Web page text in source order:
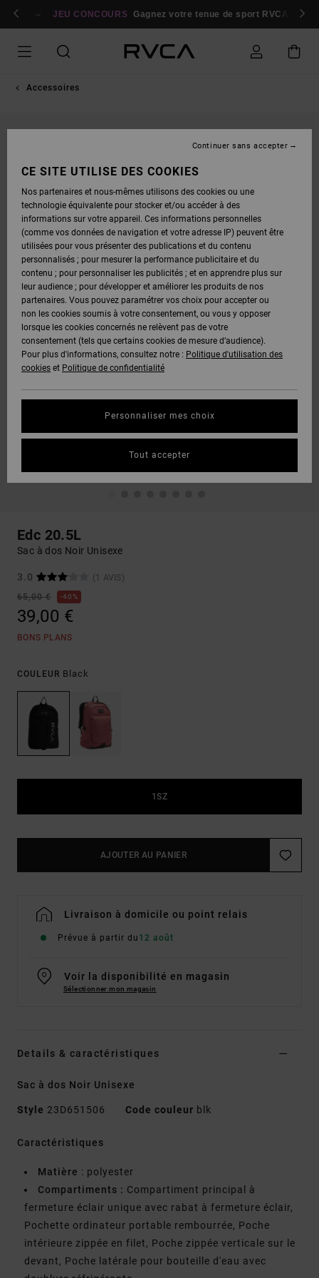
Se connecter / s'inscrire
JEU CONCOURS Gagnez votre tenue de sport RVCA
Accessoires
Edc 20.5L
Sac à dos Noir Unisexe
3.0
(1 AVIS)
65,00 €
40%
39,00 €
BONS PLANS
COULEUR Black
1SZ
AJOUTER AU PANIER
Livraison à domicile ou point relais
Prévue à partir du 12 août
Voir la disponibilité en magasin
Sélectionner mon magasin
Details & caractéristiques
Sac à dos Noir Unisexe
Style 23D651506 Code couleur blk
Caractéristiques
Matière : polyester
Compartiments : Compartiment principal à
fermeture éclair unique avec rabat à fermeture éclair,
Pochette ordinateur portable rembourrée, Poche
intérieure zippée en filet, Poche zippée verticale sur le
devant, Poche latérale pour bouteille d'eau avec
CE SITE UTILISE DES COOKIES
Nos partenaires et nous-mêmes utilisons des cookies ou une
technologie équivalente pour stocker et/ou accéder à des
informations sur votre appareil. Ces informations personnelles
(comme vos données de navigation et votre adresse IP) peuvent être
utilisées pour vous présenter des publications et du contenu
personnalisés ; pour mesurer la performance publicitaire et du
contenu ; pour personnaliser les publicités ; et en apprendre plus sur
leur audience ; pour développer et améliorer les produits de nos
partenaires. Vous pouvez paramétrer vos choix pour accepter ou
non les cookies soumis à votre consentement, ou vous y opposer
lorsque les cookies concernés ne relèvent pas de votre
consentement (tels que certains cookies de mesure d’audience).
Pour plus d'informations, consultez notre : Politique d'utilisation des
cookies et Politique de confidentialité
Personnaliser mes choix
Continuer sans accepter
Tout accepter